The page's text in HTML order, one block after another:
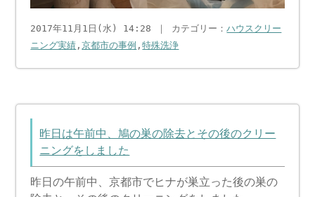
2017年11月1日(水) 14:28 ｜ カテゴリー：ハウスクリー
ニング実績 ,京都市の事例 ,特殊洗浄
昨日は午前中、鳩の巣の除去とその後のクリー
ニングをしました
昨日の午前中、京都市でヒナが巣立った後の巣の